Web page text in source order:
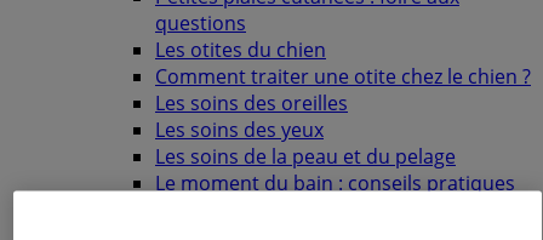
questions
Les otites du chien
Comment traiter une otite chez le chien ?
Les soins des oreilles
Les soins des yeux
Les soins de la peau et du pelage
Le moment du bain : conseils pratiques